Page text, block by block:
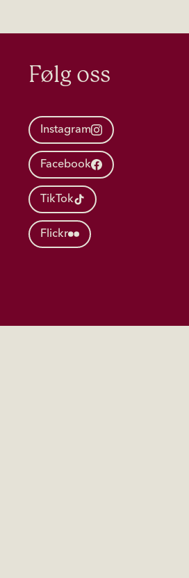
Følg oss
Instagram
Facebook
TikTok
Flickr